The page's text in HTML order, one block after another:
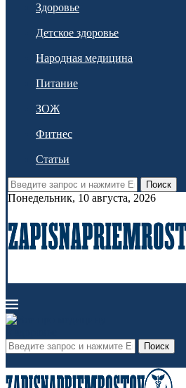
Здоровье
Детское здоровье
Народная медицина
Питание
ЗОЖ
Фитнес
Статьи
Поиск
Понедельник, 10 августа, 2026
Поиск